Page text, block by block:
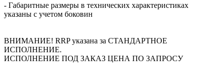
- Габаритные размеры в технических характеристиках
указаны с учетом боковин
ВНИМАНИЕ! RRP указана за СТАНДАРТНОЕ
ИСПОЛНЕНИЕ.
ИСПОЛНЕНИЕ ПОД ЗАКАЗ ЦЕНА ПО ЗАПРОСУ